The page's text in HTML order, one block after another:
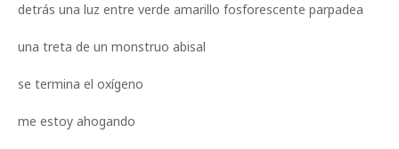
detrás una luz entre verde amarillo fosforescente parpadea
una treta de un monstruo abisal
se termina el oxígeno
me estoy ahogando